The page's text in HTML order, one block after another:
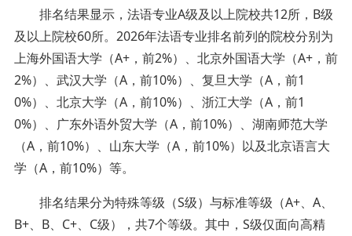
排名结果显示，法语专业A级及以上院校共12所，B级
及以上院校60所。2026年法语专业排名前列的院校分别为
上海外国语大学（A+，前2%）、北京外国语大学（A+，前
2%）、武汉大学（A，前10%）、复旦大学（A，前1
0%）、北京大学（A，前10%）、浙江大学（A，前1
0%）、广东外语外贸大学（A，前10%）、湖南师范大学
（A，前10%）、山东大学（A，前10%）以及北京语言大
学（A，前10%）等。
排名结果分为特殊等级（S级）与标准等级（A+、A、
B+、B、C+、C级），共7个等级。其中，S级仅面向高精